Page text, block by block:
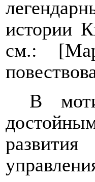
истории
см.:
В